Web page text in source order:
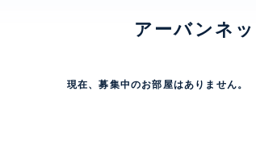
アーバンネ
現在、募集中のお部屋はありません。